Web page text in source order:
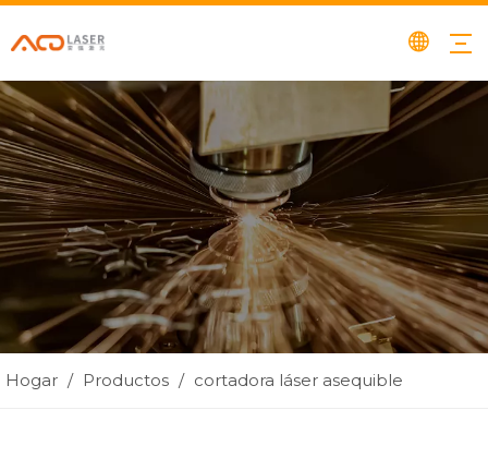
Hogar / Productos / cortadora láser asequible